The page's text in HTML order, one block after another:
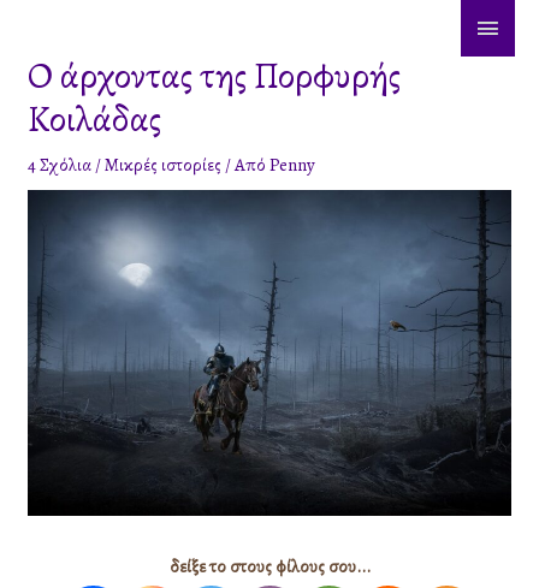
περιεχόμενο
Ο άρχοντας της Πορφυρής
Κοιλάδας
4 Σχόλια/Μικρές ιστορίες / ΑπόPenny
δείξε το στους φίλους σου...